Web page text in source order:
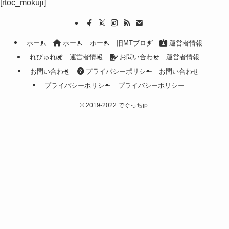
[rtoc_mokuji]
ホーム ホーム ホーム 旧MTブログ
運営者情報
れびゅれぽ
運営者情報 お問い合わせ
運営者情報
お問い合わせ
プライバシーポリシー
お問い合わせ
プライバシーポリシー
プライバシーポリシー
© 2019-2022 でぐっちjp.